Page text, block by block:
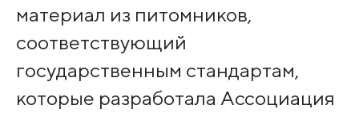
материал из питомников,
соответствующий
государственным стандартам,
которые разработала Ассоциация